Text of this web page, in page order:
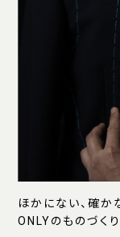
ほかにない、確か
ONLYのものづくり